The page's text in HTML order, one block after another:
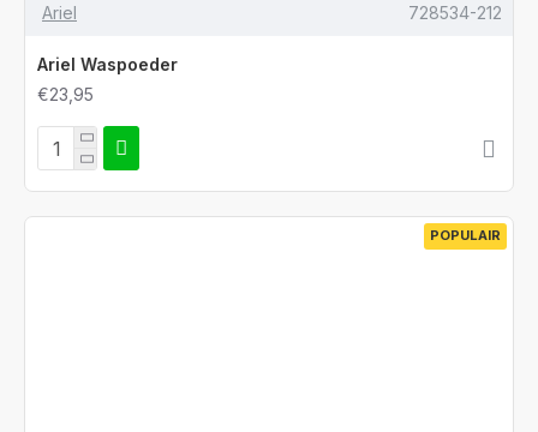
Ariel 728534-212
Ariel Waspoeder
€23,95
POPULAIR